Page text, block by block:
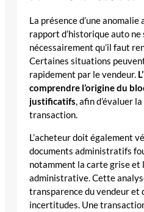
La présence d’une
rapport d’historique auto ne
nécessairement qu’il faut
Certaines situations
rapidement par le vendeur.
comprendre l’origine du
justificatifs, afin d’évaluer
transaction.
L’acheteur doit également
documents administratifs
notamment la carte grise
administrative. Cette
transparence du vendeur et
incertitudes. Une